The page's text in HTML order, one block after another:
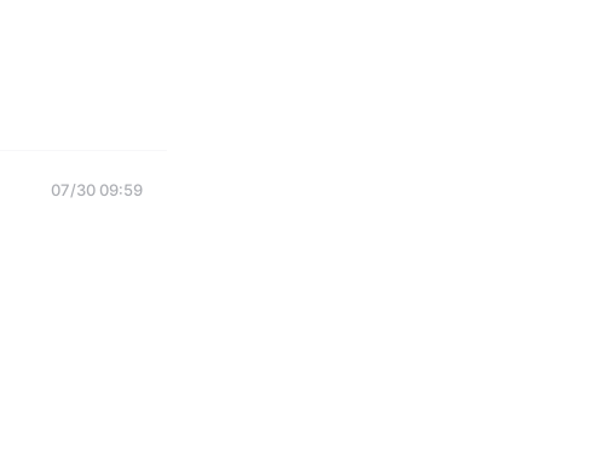
07/30 09:59